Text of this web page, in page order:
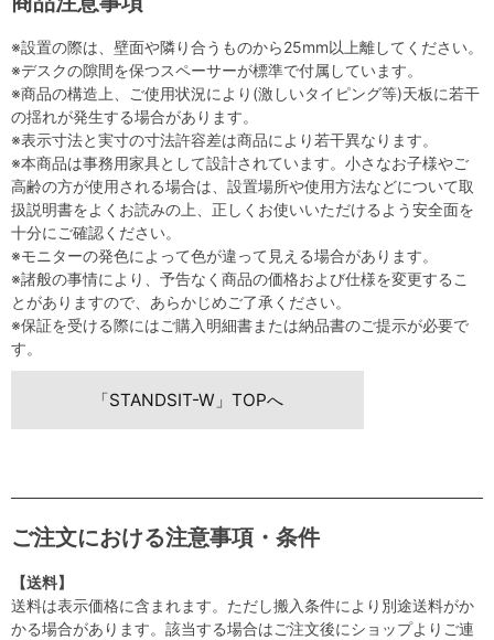
※設置の際は、壁面や隣り合うものから25mm以上離してください。
※デスクの隙間を保つスペーサーが標準で付属しています。
※商品の構造上、ご使用状況により(激しいタイピング等)天板に若干
の揺れが発生する場合があります。
※表示寸法と実寸の寸法許容差は商品により若干異なります。
※本商品は事務用家具として設計されています。小さなお子様やご
高齢の方が使用される場合は、設置場所や使用方法などについて取
扱説明書をよくお読みの上、正しくお使いいただけるよう安全面を
十分にご確認ください。
※モニターの発色によって色が違って見える場合があります。
※諸般の事情により、予告なく商品の価格および仕様を変更するこ
とがありますので、あらかじめご了承ください。
※保証を受ける際にはご購入明細書または納品書のご提示が必要で
す。
「STANDSIT-W」TOPへ
ご注文における注意事項・条件
【送料】
送料は表示価格に含まれます。ただし搬入条件により別途送料がか
かる場合があります。該当する場合はご注文後にショップよりご連